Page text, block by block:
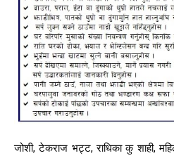
जोशी, टेकराज भट्ट, राधिका कु शाही,